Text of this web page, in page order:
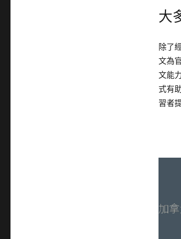
大
除了
文為
文能
式有
習者